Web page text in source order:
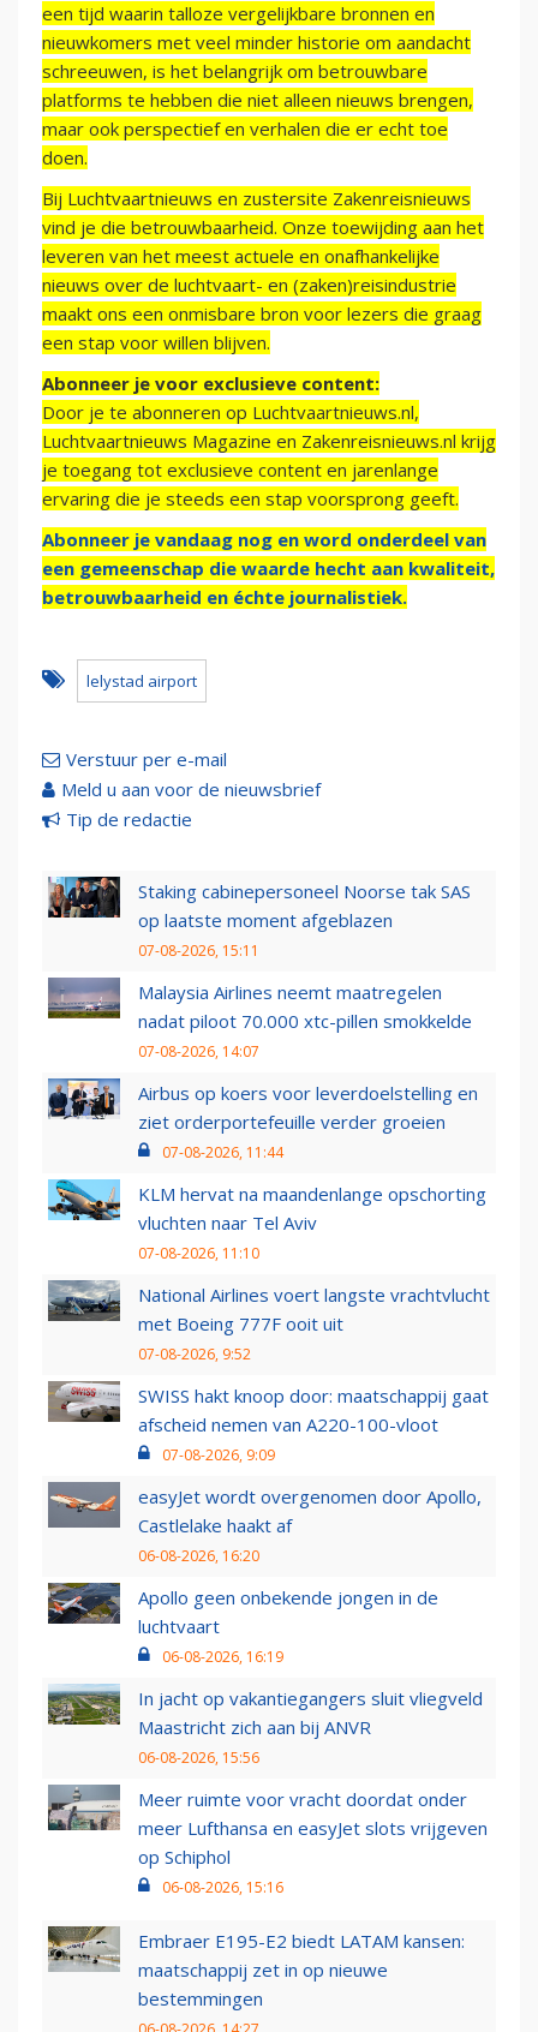
een tijd waarin talloze vergelijkbare bronnen en
nieuwkomers met veel minder historie om aandacht
schreeuwen, is het belangrijk om betrouwbare
platforms te hebben die niet alleen nieuws brengen,
maar ook perspectief en verhalen die er echt toe
doen.
Bij Luchtvaartnieuws en zustersite Zakenreisnieuws
vind je die betrouwbaarheid. Onze toewijding aan het
leveren van het meest actuele en onafhankelijke
nieuws over de luchtvaart- en (zaken)reisindustrie
maakt ons een onmisbare bron voor lezers die graag
een stap voor willen blijven.
Abonneer je voor exclusieve content:
Door je te abonneren op Luchtvaartnieuws.nl,
Luchtvaartnieuws Magazine en Zakenreisnieuws.nl krijg
je toegang tot exclusieve content en jarenlange
ervaring die je steeds een stap voorsprong geeft.
Abonneer je vandaag nog en word onderdeel van
een gemeenschap die waarde hecht aan kwaliteit,
betrouwbaarheid en échte journalistiek.
lelystad airport
Verstuur per e-mail
Meld u aan voor de nieuwsbrief
Tip de redactie
Staking cabinepersoneel Noorse tak SAS
op laatste moment afgeblazen
07-08-2026, 15:11
Malaysia Airlines neemt maatregelen
nadat piloot 70.000 xtc-pillen smokkelde
07-08-2026, 14:07
Airbus op koers voor leverdoelstelling en
ziet orderportefeuille verder groeien
07-08-2026, 11:44
KLM hervat na maandenlange opschorting
vluchten naar Tel Aviv
07-08-2026, 11:10
National Airlines voert langste vrachtvlucht
met Boeing 777F ooit uit
07-08-2026, 9:52
SWISS hakt knoop door: maatschappij gaat
afscheid nemen van A220-100-vloot
07-08-2026, 9:09
easyJet wordt overgenomen door Apollo,
Castlelake haakt af
06-08-2026, 16:20
Apollo geen onbekende jongen in de
luchtvaart
06-08-2026, 16:19
In jacht op vakantiegangers sluit vliegveld
Maastricht zich aan bij ANVR
06-08-2026, 15:56
Meer ruimte voor vracht doordat onder
meer Lufthansa en easyJet slots vrijgeven
op Schiphol
06-08-2026, 15:16
Embraer E195-E2 biedt LATAM kansen:
maatschappij zet in op nieuwe
bestemmingen